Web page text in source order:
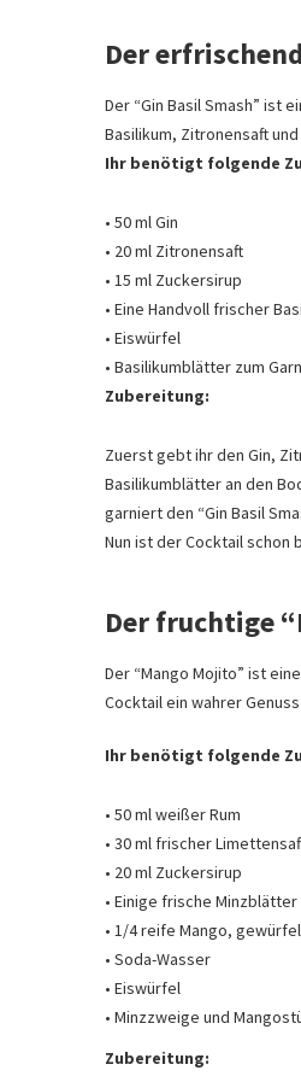
Der
Der “Gin Basil Smash”
Basilikum, Zitronensaft
Ihr benötigt folgende
• 50 ml Gin
• 20 ml Zitronensaft
• 15 ml Zuckersirup
• Eine Handvoll frischer
• Eiswürfel
• Basilikumblätter zum
Zubereitung:
Zuerst gebt ihr den Gin,
Basilikumblätter an den
garniert den “Gin Basil
Nun ist der Cocktail schon
Der fruchtige
Der “Mango Mojito” ist
Cocktail ein wahrer
Ihr benötigt folgende
• 50 ml weißer Rum
• 30 ml frischer
• 20 ml Zuckersirup
• Einige frische Minzblätter
• 1/4 reife Mango,
• Soda-Wasser
• Eiswürfel
• Minzzweige und
Zubereitung: